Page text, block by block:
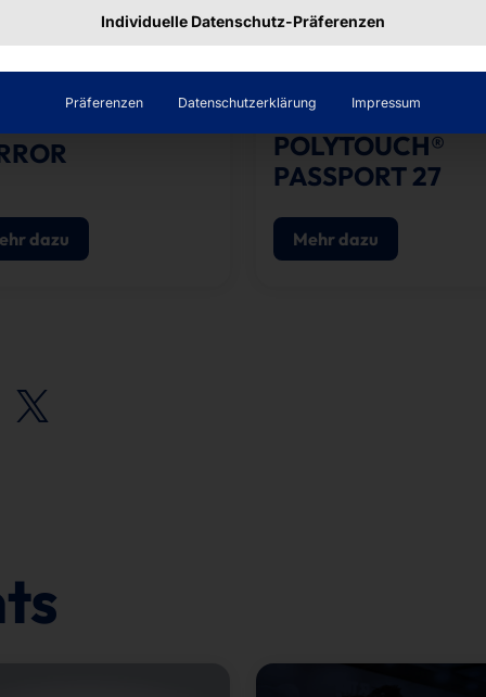
dazu
EINFACH ODER
POLYTOUCH®
PASSPORT 27
Mehr dazu
Individuelle Datenschutz-Präferenzen
Präferenzen Datenschutzerklärung Impressum